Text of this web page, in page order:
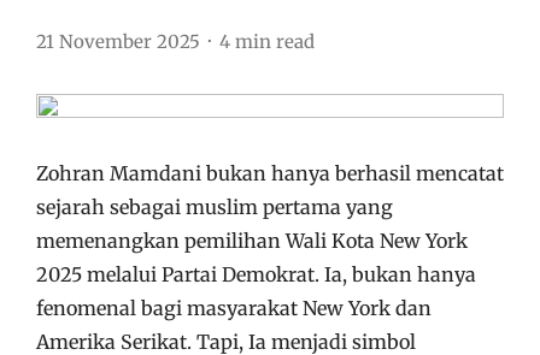
21 November 2025 4 min read
Zohran Mamdani bukan hanya berhasil mencatat
sejarah sebagai muslim pertama yang
memenangkan pemilihan Wali Kota New York
2025 melalui Partai Demokrat. Ia, bukan hanya
fenomenal bagi masyarakat New York dan
Amerika Serikat. Tapi, Ia menjadi simbol